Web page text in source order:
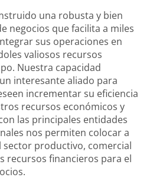
una robusta y bien
negocios que facilita a miles
sus operaciones en
valiosos recursos
Nuestra capacidad
interesante aliado para
incrementar su eficiencia
recursos económicos y
las principales entidades
nos permiten colocar a
productivo, comercial
recursos financieros para el